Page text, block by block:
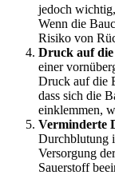
jedoch
Wenn die
Risiko von
Druck auf die
einer
Druck auf die
dass sich die
einklemmen,
Verminderte
Durchblutung
Versorgung
Sauerstoff